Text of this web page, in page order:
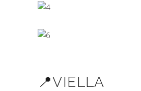
📍VIELLA